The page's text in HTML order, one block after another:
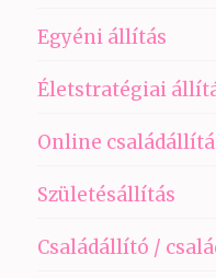
Egyéni állítás
Életstratégiai
Online
Születésállítás
Családállító /